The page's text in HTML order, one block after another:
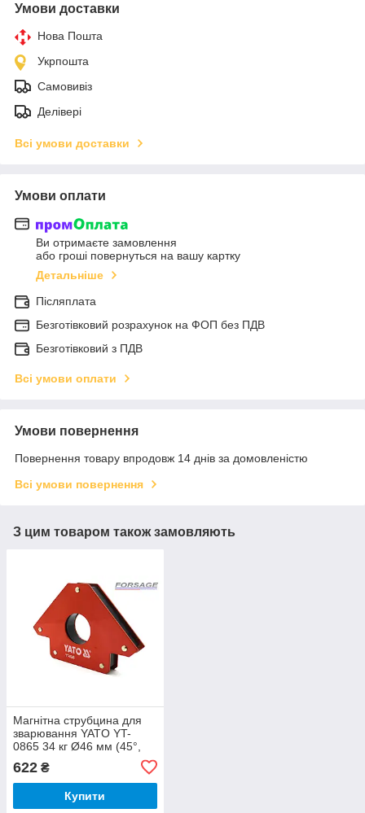
Умови доставки
Нова Пошта
Укрпошта
Самовивіз
Делівері
Всі умови доставки
Умови оплати
Ви отримаєте замовлення
або гроші повернуться на вашу картку
Детальніше
Післяплата
Безготівковий розрахунок на ФОП без ПДВ
Безготівковий з ПДВ
Всі умови оплати
Умови повернення
Повернення товару впродовж 14 днів за домовленістю
Всі умови повернення
З цим товаром також замовляють
Магнітна струбцина для
зварювання YATO YT-
0865 34 кг Ø46 мм (45°,
622 ₴
Купити